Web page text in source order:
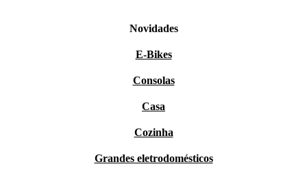
Novidades
E-Bikes
Consolas
Casa
Cozinha
Grandes eletrodomésticos